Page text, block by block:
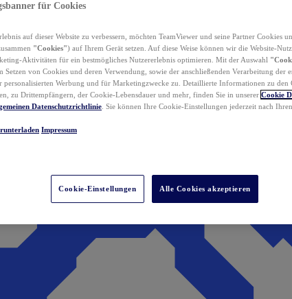
für Cookies
auf dieser Website zu verbessern, möchten TeamViewer und seine Partner Cookies
"Cookies") auf Ihrem Gerät setzen. Auf diese Weise können wir die Website-
Aktivitäten für ein bestmögliches Nutzererlebnis optimieren. Mit der Auswahl
Setzen von Cookies und deren Verwendung, sowie der anschließenden Verarbeitung der
personalisierten Werbung und für Marketingzwecke zu. Detaillierte Informationen zu den
zu Drittempfängern, der Cookie-Lebensdauer und mehr, finden Sie in unserer Cookie
Datenschutzrichtlinie . Sie können Ihre Cookie-Einstellungen jederzeit nach
Impressum
Cookie-Einstellungen Alle Cookies akzeptieren